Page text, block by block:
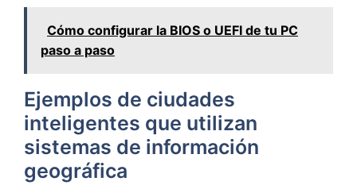
Cómo configurar la BIOS o UEFI de tu PC
paso a paso
Ejemplos de ciudades
inteligentes que utilizan
sistemas de información
geográfica